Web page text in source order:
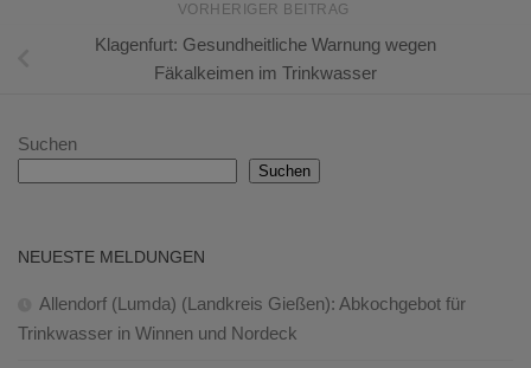
VORHERIGER BEITRAG
Klagenfurt: Gesundheitliche Warnung wegen
Fäkalkeimen im Trinkwasser
Suchen
Suchen
NEUESTE MELDUNGEN
Allendorf (Lumda) (Landkreis Gießen): Abkochgebot für
Trinkwasser in Winnen und Nordeck